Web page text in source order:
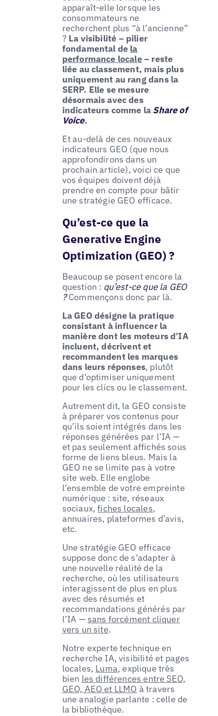
apparaît-elle lorsque les
consommateurs ne
recherchent plus “à l’ancienne”
? La visibilité – pilier
fondamental de la
performance locale– reste
liée au classement, mais plus
uniquement au rang dans la
SERP. Elle se mesure
désormais avec des
indicateurs comme la Share of
Voice.
Et au-delà de ces nouveaux
indicateurs GEO (que nous
approfondirons dans un
prochain article), voici ce que
vos équipes doivent déjà
prendre en compte pour bâtir
une stratégie GEO efficace.
Qu’est-ce que la
Generative Engine
Optimization (GEO) ?
Beaucoup se posent encore la
question : qu’est-ce que la GEO
?Commençons donc par là.
La GEO désigne la pratique
consistant à influencer la
manière dont les moteurs d’IA
incluent, décrivent et
recommandent les marques
dans leurs réponses, plutôt
que d’optimiser uniquement
pour les clics ou le classement.
Autrement dit, la GEO consiste
à préparer vos contenus pour
qu’ils soient intégrés dans les
réponses générées par l’IA —
et pas seulement affichés sous
forme de liens bleus. Mais la
GEO ne se limite pas à votre
site web. Elle englobe
l’ensemble de votre empreinte
numérique : site, réseaux
sociaux,fiches locales,
annuaires, plateformes d’avis,
etc.
Une stratégie GEO efficace
suppose donc de s’adapter à
une nouvelle réalité de la
recherche, où les utilisateurs
interagissent de plus en plus
avec des résumés et
recommandations générés par
l’IA — sans forcément cliquer
vers un site.
Notre experte technique en
recherche IA, visibilité et pages
locales, Luma, explique très
bien les différences entre SEO,
GEO, AEO et LLMO à travers
une analogie parlante : celle de
la bibliothèque.